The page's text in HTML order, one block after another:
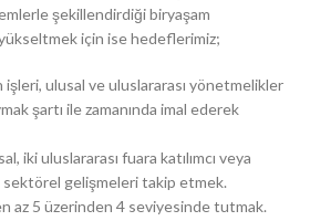
şekillendirdiği biryaşam
için ise hedeflerimiz;
ulusal ve uluslararası yönetmelikler
şartı ile zamanında imal ederek
iki uluslararası fuara katılımcı veya
sektörel gelişmeleri takip etmek.
az 5 üzerinden 4 seviyesinde tutmak.